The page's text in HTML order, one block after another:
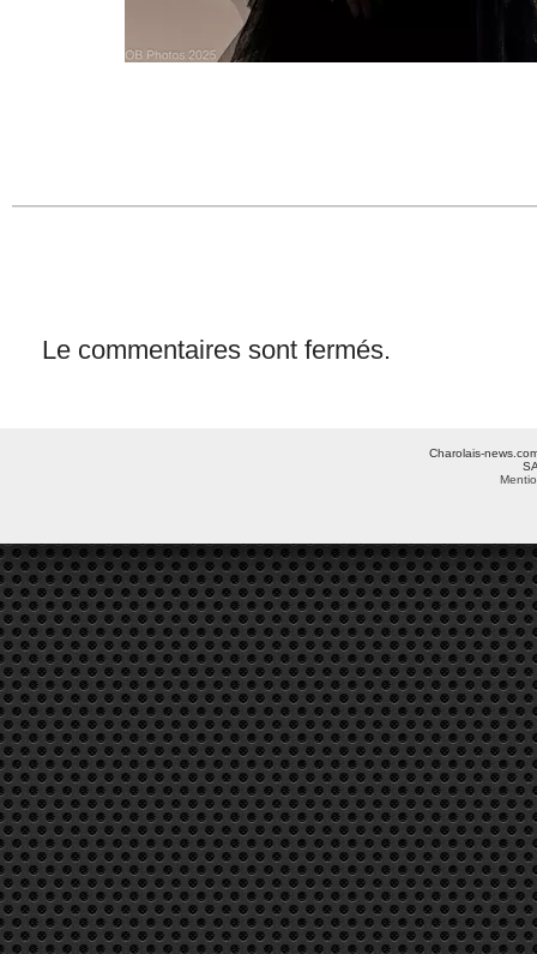
Le commentaires sont fermés.
Charolais-